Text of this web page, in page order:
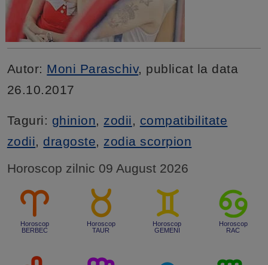
Autor: Moni Paraschiv, publicat la data
26.10.2017
Taguri: ghinion, zodii, compatibilitate
zodii, dragoste, zodia scorpion
Horoscop zilnic 09 August 2026
Horoscop
BERBEC
Horoscop
TAUR
Horoscop
GEMENI
Horoscop
RAC